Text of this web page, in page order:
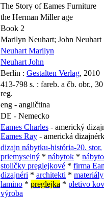
The Story of Eames Furniture
the Herman Miller age
Book 2
Marilyn Neuhart; John Neuhart
Neuhart Marilyn
Neuhart John
Berlin : Gestalten Verlag, 2010
413-798 s. : fareb. a čb. obr.,
reg.
eng - angličtina
DE - Nemecko
Eames Charles - americký
Eames Ray - americká
dizajn nábytku-história-20. stor.
priemyselný * nábytok *
stoličky preglejkové * firma
dizajnéri * architekti * materiály
lamino * preglejka * pletivo
výroba